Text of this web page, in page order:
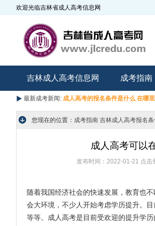
欢迎光临吉林省成人高考信息网
吉林成人高考信息网 成考指南
最新成考新闻: 成人高考的报名条件是什么 在哪
您现在的位置： 成考指南 吉林成人高考报名
成人高考可以
发布时间：2022-01-21 点击
随着我国经济社会的快速发展，教育也
会大环境，不少人开始考虑学历提升。
等等。成人高考是目前受欢迎的提升学